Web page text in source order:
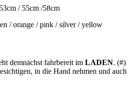
/ 55cm /58cm
/ orange / pink / silver / yellow
demnächst fahrbereit im LADEN. (#)
in die Hand nehmen und auch